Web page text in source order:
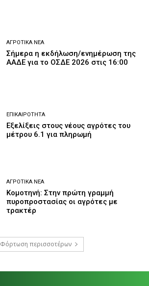
ΑΓΡΟΤΙΚΆ ΝΈΑ
Σήμερα η εκδήλωση/ενημέρωση της
ΑΑΔΕ για το ΟΣΔΕ 2026 στις 16:00
ΕΠΙΚΑΙΡΌΤΗΤΑ
Εξελίξεις στους νέους αγρότες του
μέτρου 6.1 για πληρωμή
ΑΓΡΟΤΙΚΆ ΝΈΑ
Κομοτηνή: Στην πρώτη γραμμή
πυροπροστασίας οι αγρότες με
τρακτέρ
Φόρτωση περισσοτέρων